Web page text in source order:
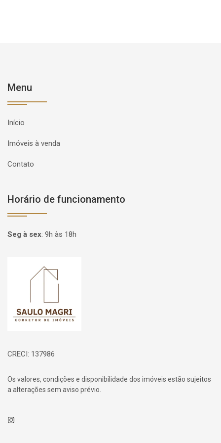
Menu
Início
Imóveis à venda
Contato
Horário de funcionamento
Seg à sex: 9h às 18h
Página inicial
CRECI: 137986
Os valores, condições e disponibilidade dos imóveis estão sujeitos
a alterações sem aviso prévio.
Instagram